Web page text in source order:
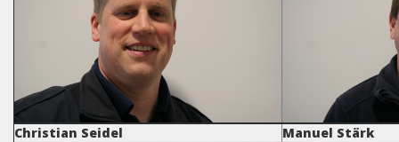
Christian Seidel Manuel Stärk